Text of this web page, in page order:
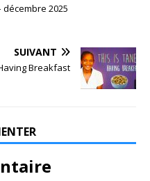
2025
SUIVANT
Breakfast